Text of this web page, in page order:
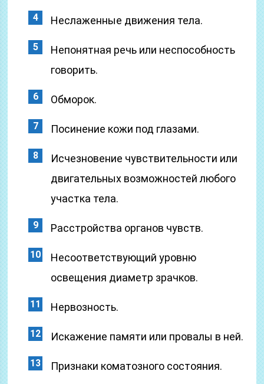
Неслаженные движения тела.
Непонятная речь или неспособность
говорить.
Обморок.
Посинение кожи под глазами.
Исчезновение чувствительности или
двигательных возможностей любого
участка тела.
Расстройства органов чувств.
Несоответствующий уровню
освещения диаметр зрачков.
Нервозность.
Искажение памяти или провалы в ней.
Признаки коматозного состояния.